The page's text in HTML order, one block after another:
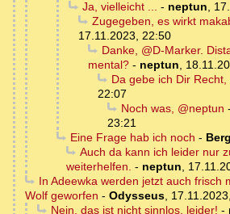
Ja, vielleicht ... - neptun,
Zugegeben, es wirkt
17.11.2023, 22:50
Danke, @D-Marker.
mental? - neptun,
Da gebe ich Dir Recht,
22:07
Noch was, @neptun -
23:21
Eine Frage hab ich noch -
Auch da kann ich leider nur
weiterhelfen. - neptun,
In Adeewka werden jetzt auch frisch
Wolf geworfen - Odysseus,
Nein, das ist nicht sinnlos, leider! -